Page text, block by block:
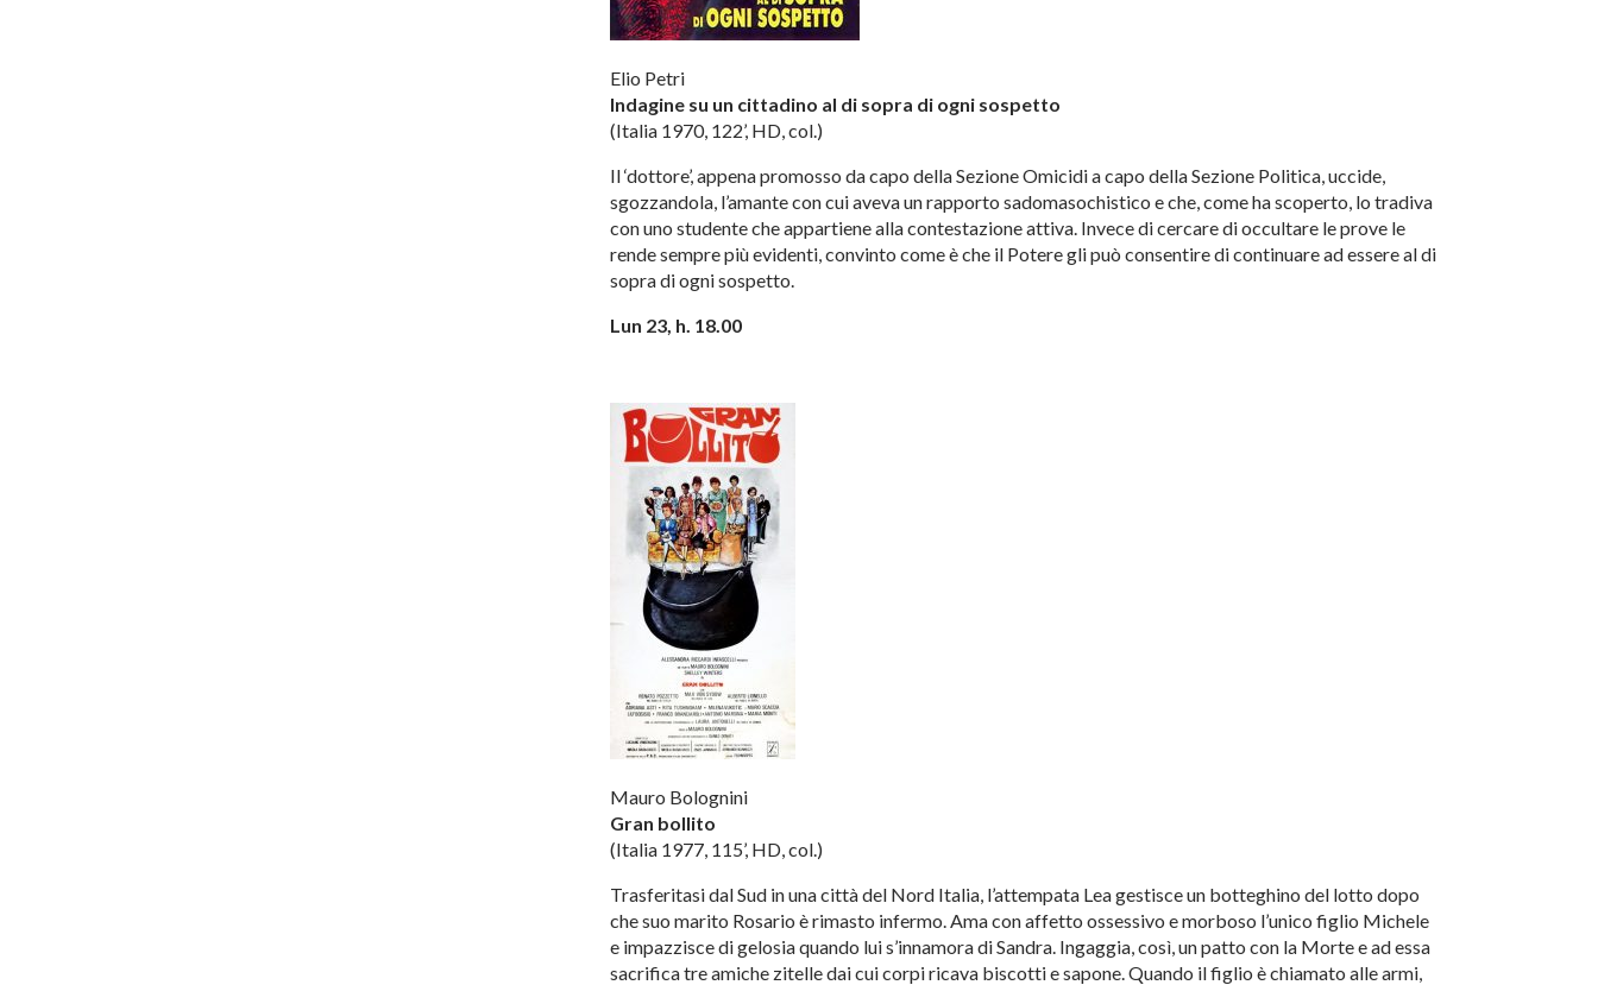
Elio Petri
Indagine su un cittadino al di sopra di ogni sospetto
(Italia 1970, 122’, HD, col.)
Il ‘dottore’, appena promosso da capo della Sezione Omicidi a capo della Sezione Politica, uccide,
sgozzandola, l’amante con cui aveva un rapporto sadomasochistico e che, come ha scoperto, lo tradiva
con uno studente che appartiene alla contestazione attiva. Invece di cercare di occultare le prove le
rende sempre più evidenti, convinto come è che il Potere gli può consentire di continuare ad essere al di
sopra di ogni sospetto.
Lun 23, h. 18.00
Mauro Bolognini
Gran bollito
(Italia 1977, 115’, HD, col.)
Trasferitasi dal Sud in una città del Nord Italia, l’attempata Lea gestisce un botteghino del lotto dopo
che suo marito Rosario è rimasto infermo. Ama con affetto ossessivo e morboso l’unico figlio Michele
e impazzisce di gelosia quando lui s’innamora di Sandra. Ingaggia, così, un patto con la Morte e ad essa
sacrifica tre amiche zitelle dai cui corpi ricava biscotti e sapone. Quando il figlio è chiamato alle armi,